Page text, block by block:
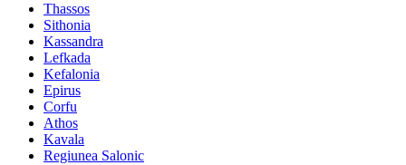
Thassos
Sithonia
Kassandra
Lefkada
Kefalonia
Epirus
Corfu
Athos
Kavala
Regiunea Salonic